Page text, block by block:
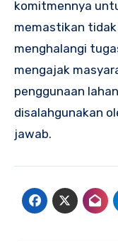
komitmennya
memastikan
menghalangi
mengajak
penggunaan
disalahgunakan
jawab.